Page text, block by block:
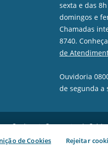
sexta e das
domingos e
Chamadas
8740.
de
Ouvidoria
de segunda a
Credicomin Cooperativa de
88508-190, Lages/SC.
de Cookies Rejeitar